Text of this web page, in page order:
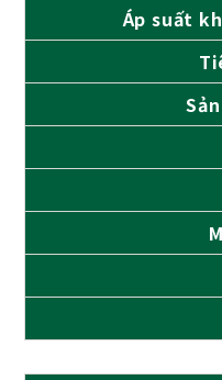
Áp suất